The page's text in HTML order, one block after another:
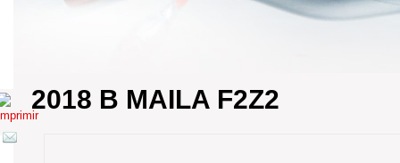
2018 B MAILA F2Z2